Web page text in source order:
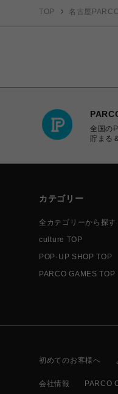
TOP 名古屋
全国の
貯まる
カテゴリー
全カテゴリーから探す
culture TOP
POP-UP SHOP TOP
PARCO GAMES TOP
初めてのお客様へ
会社情報 PARCO